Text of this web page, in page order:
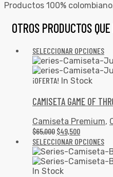
Productos 100%
OTROS PRODUCTOS
SELECCIONAR OPCIONES
¡OFERTA! In Stock
CAMISETA GAME OF
Camiseta Premium,
$65,000 $49,500
SELECCIONAR OPCIONES
In Stock